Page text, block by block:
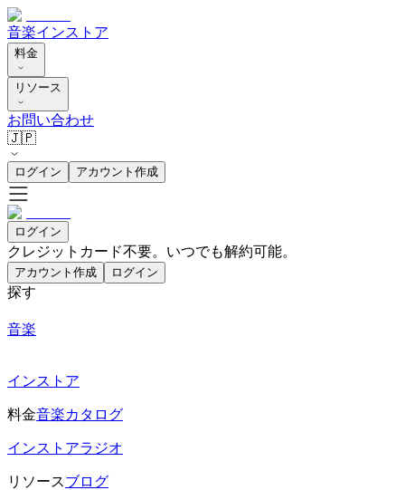
音楽インストア
料金
リソース
お問い合わせ
🇯🇵
ログイン アカウント作成
ログイン
クレジットカード不要。いつでも解約可能。
アカウント作成 ログイン
探す
音楽
インストア
料金音楽カタログ
インストアラジオ
リソースブログ